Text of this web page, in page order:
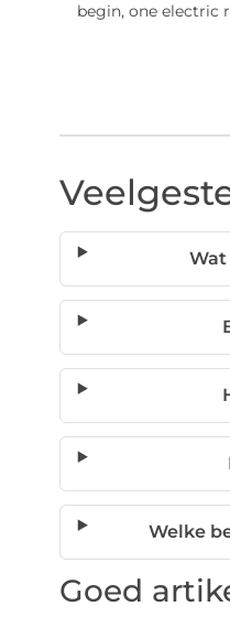
begin, one electric
Wat
Welke
Goed